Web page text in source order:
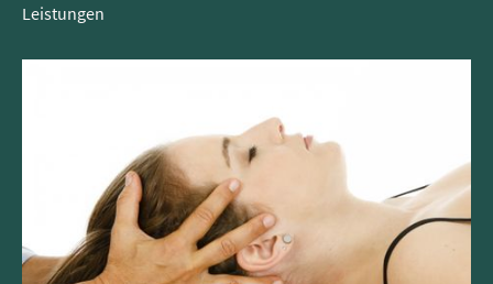
Leistungen